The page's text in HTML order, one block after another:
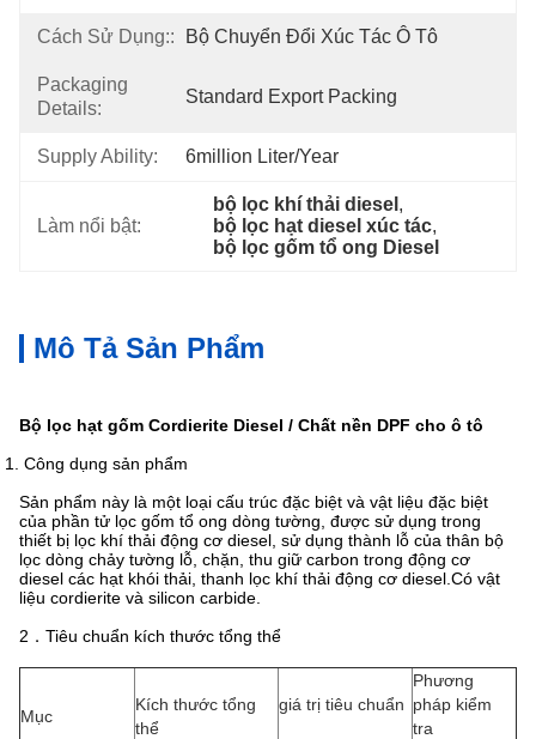
Cách Sử Dụng:: Bộ Chuyển Đổi Xúc Tác Ô Tô
Packaging
Details:
Standard Export Packing
Supply Ability: 6million Liter/year
Làm nổi bật:
bộ lọc khí thải diesel ,
bộ lọc hạt diesel xúc tác,
bộ lọc gốm tổ ong Diesel
Mô Tả Sản Phẩm
Bộ lọc hạt gốm Cordierite Diesel / Chất nền DPF cho ô tô
1. Công dụng sản phẩm
Sản phẩm này là một loại cấu trúc đặc biệt và vật liệu đặc biệt
của phần tử lọc gốm tổ ong dòng tường, được sử dụng trong
thiết bị lọc khí thải động cơ diesel, sử dụng thành lỗ của thân bộ
lọc dòng chảy tường lỗ, chặn, thu giữ carbon trong động cơ
diesel các hạt khói thải, thanh lọc khí thải động cơ diesel.Có vật
liệu cordierite và silicon carbide.
2．Tiêu chuẩn kích thước tổng thể
Mục
Kích thước tổng
thể
giá trị tiêu chuẩn
Phương
pháp kiểm
tra